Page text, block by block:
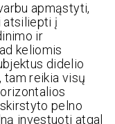
apmąstyti,
atsiliepti į
ir
keliomis
didelio
tam reikia visų
pelno
investuoti atgal